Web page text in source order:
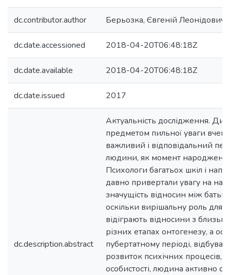
dc.contributor.author Берьозка, Євгеній Леонідович
dc.date.accessioned 2018-04-20T06:48:18Z
dc.date.available 2018-04-20T06:48:18Z
dc.date.issued 2017
dc.description.abstract
Актуальність дослідження.
предметом пильної уваги
важливий і відповідальний
людини, як момент народження
Психологи багатьох шкіл і
давно привертали увагу на
значущість відносин між
оскільки вирішальну роль для
відіграють відносини з
різних етапах онтогенезу, а
пубертатному періоді,
розвиток психічних процесів,
особистості, людина активно